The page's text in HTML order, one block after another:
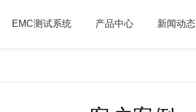
EMC测试系统 产品中心 新闻动态